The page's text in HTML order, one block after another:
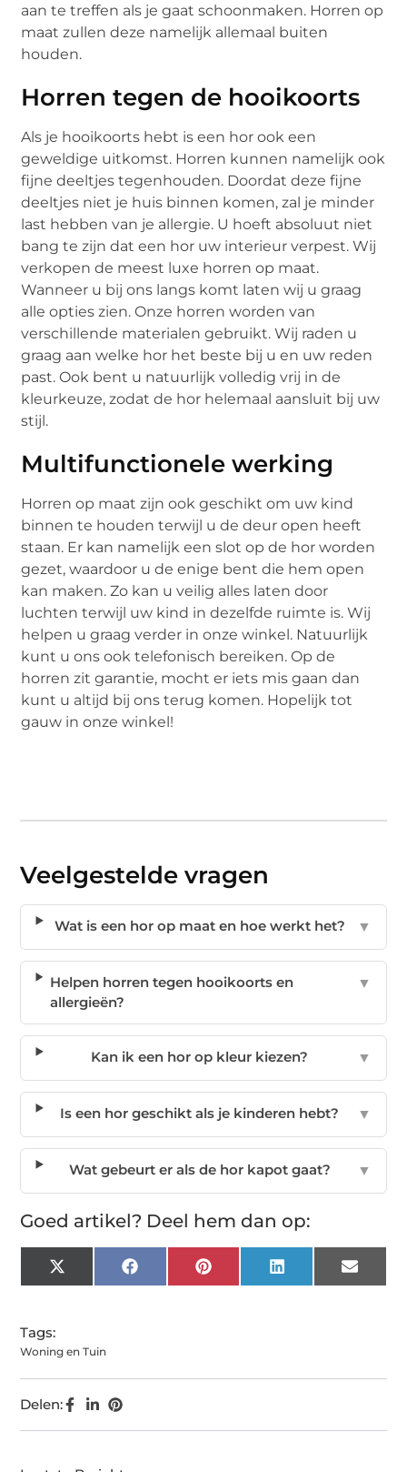
aan te treffen als je gaat schoonmaken. Horren op
maat zullen deze namelijk allemaal buiten
houden.
Horren tegen de hooikoorts
Als je hooikoorts hebt is een hor ook een
geweldige uitkomst. Horren kunnen namelijk ook
fijne deeltjes tegenhouden. Doordat deze fijne
deeltjes niet je huis binnen komen, zal je minder
last hebben van je allergie. U hoeft absoluut niet
bang te zijn dat een hor uw interieur verpest. Wij
verkopen de meest luxe horren op maat.
Wanneer u bij ons langs komt laten wij u graag
alle opties zien. Onze horren worden van
verschillende materialen gebruikt. Wij raden u
graag aan welke hor het beste bij u en uw reden
past. Ook bent u natuurlijk volledig vrij in de
kleurkeuze, zodat de hor helemaal aansluit bij uw
stijl.
Multifunctionele werking
Horren op maat zijn ook geschikt om uw kind
binnen te houden terwijl u de deur open heeft
staan. Er kan namelijk een slot op de hor worden
gezet, waardoor u de enige bent die hem open
kan maken. Zo kan u veilig alles laten door
luchten terwijl uw kind in dezelfde ruimte is. Wij
helpen u graag verder in onze winkel. Natuurlijk
kunt u ons ook telefonisch bereiken. Op de
horren zit garantie, mocht er iets mis gaan dan
kunt u altijd bij ons terug komen. Hopelijk tot
gauw in onze winkel!
Veelgestelde vragen
Wat is een hor op maat en hoe werkt het? ▼
Helpen horren tegen hooikoorts en
allergieën?
▼
Kan ik een hor op kleur kiezen? ▼
Is een hor geschikt als je kinderen hebt? ▼
Wat gebeurt er als de hor kapot gaat? ▼
Goed artikel? Deel hem dan op:
X
(Twitter)
FacebookPinterest LinkedIn Email
Tags:
Woning en Tuin
Delen: